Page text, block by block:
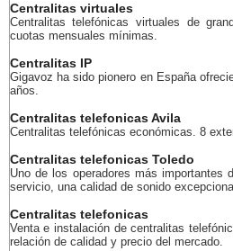
Centralitas virtuales
Centralitas telefónicas virtuales de
cuotas mensuales mínimas.
Centralitas IP
Gigavoz ha sido pionero en España
años.
Centralitas telefonicas Avila
Centralitas telefónicas económicas. 8
Centralitas telefonicas Toledo
Uno de los operadores más importantes
servicio, una calidad de sonido
Centralitas telefonicas
Venta e instalación de centralitas
relación de calidad y precio del mercado.